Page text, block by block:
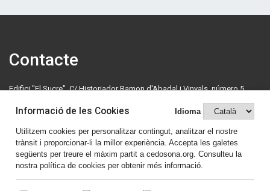
Contacte
Edifici "El Sucre", C/ Historiador Ramon d'Abadal i Vinyals, número 5,
cedosona@cedosona.org
Política de cookies
Avís legal
Informació de les Cookies Idioma
Utilitzem cookies per personalitzar contingut, analitzar el nostre
trànsit i proporcionar-li la millor experiència. Accepta les galetes
següents per treure el màxim partit a cedosona.org. Consulteu la
nostra política de cookies per obtenir més informació.